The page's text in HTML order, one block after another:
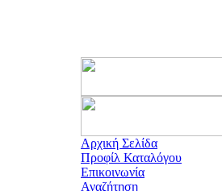
Αρχική Σελίδα
Προφίλ Καταλόγου
Επικοινωνία
Αναζήτηση